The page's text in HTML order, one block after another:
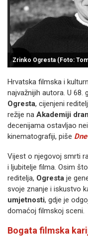
Zrinko Ogresta (Foto:
Hrvatska filmska i
najvažnijih autora. U 68.
Ogresta, cijenjeni
režije na Akademiji
decenijama ostavljao
kinematografiji, piše
Vijest o njegovoj smrti
i ljubitelje filma. Osim
reditelja, Ogresta je
svoje znanje i iskustvo
umjetnosti, gdje je
domaćoj filmskoj sceni.
Bogata filmska